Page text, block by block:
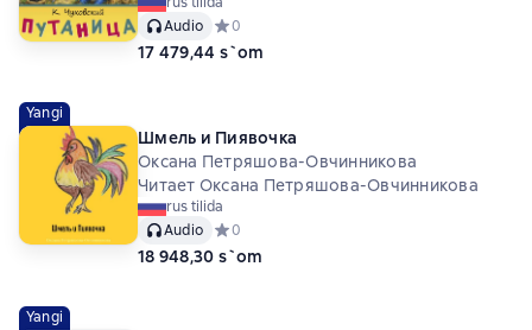
Audio
Средний рейтинг 0 на основе 0 оценок
0
17 479,44 s`om
Yangi
Шмель и Пиявочка
Оксана Петряшова-Овчинникова
Читает Оксана Петряшова-Овчинникова
rus tilida
Audio
Средний рейтинг 0 на основе 0 оценок
0
18 948,30 s`om
Yangi